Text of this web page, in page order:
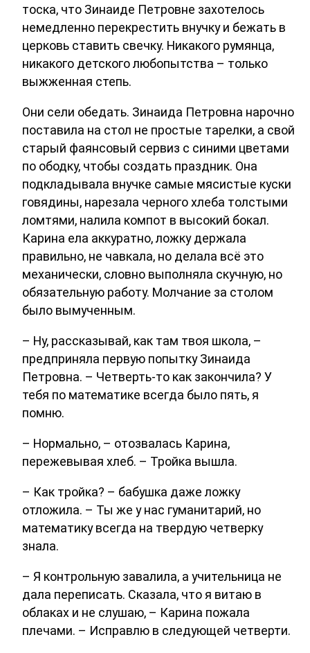
тоска, что Зинаиде Петровне захотелось
немедленно перекрестить внучку и бежать в
церковь ставить свечку. Никакого румянца,
никакого детского любопытства – только
выжженная степь.
Они сели обедать. Зинаида Петровна нарочно
поставила на стол не простые тарелки, а свой
старый фаянсовый сервиз с синими цветами
по ободку, чтобы создать праздник. Она
подкладывала внучке самые мясистые куски
говядины, нарезала черного хлеба толстыми
ломтями, налила компот в высокий бокал.
Карина ела аккуратно, ложку держала
правильно, не чавкала, но делала всё это
механически, словно выполняла скучную, но
обязательную работу. Молчание за столом
было вымученным.
– Ну, рассказывай, как там твоя школа, –
предприняла первую попытку Зинаида
Петровна. – Четверть-то как закончила? У
тебя по математике всегда было пять, я
помню.
– Нормально, – отозвалась Карина,
пережевывая хлеб. – Тройка вышла.
– Как тройка? – бабушка даже ложку
отложила. – Ты же у нас гуманитарий, но
математику всегда на твердую четверку
знала.
– Я контрольную завалила, а учительница не
дала переписать. Сказала, что я витаю в
облаках и не слушаю, – Карина пожала
плечами. – Исправлю в следующей четверти.